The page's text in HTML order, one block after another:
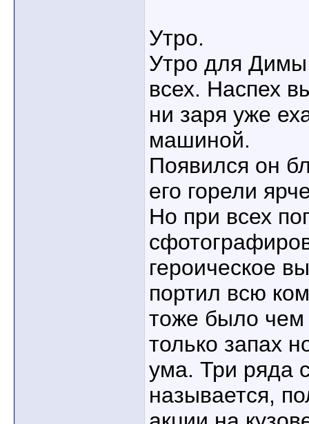
Утро.
Утро для
всех. Наспех
ни заря уже
машиной.
Появился он
его горели
Но при всех
героическое
портил всю
тоже было чем
только запах
ума. Три ряда
называется,